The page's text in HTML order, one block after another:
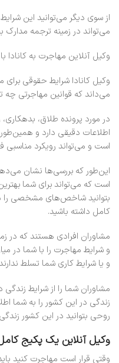
از سوی دیگر می‌توانید این
می‌تواند در زمینه ترجمه
وکیل آنلاین مهاجرت به کانادا
وکیل کانادا شرایط حقوقی برای
می‌داند که قوانین مهاجرتی چه
در مورد پرونده طلاق،
اطلاعات دقیقی دارد و همین‌طور
است و می‌تواند رویکرد مناسبی
این‌طور که بررسی‌ها نشان
است که می‌تواند برای شما
بتوانید شاخص‌های مشخصی را
کامل داشته باشید.
مشاوران افرادی هستند که در
و شرایط مهاجرت را با شما در
و یا شرایط کاری شما تسلط
مشاوران شما را از شرایط زندگی
زندگی در این کشور را به شما
روحی بتوانید در این کشور
وکیل آنلاین یک پکیج
وقتی قرار است مهاجرت کنید